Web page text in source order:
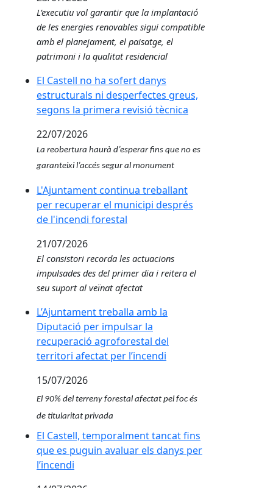
L’executiu vol garantir que la implantació
de les energies renovables sigui compatible
amb el planejament, el paisatge, el
patrimoni i la qualitat residencial
El Castell no ha sofert danys estructurals ni
El Castell no ha sofert danys
estructurals ni desperfectes greus,
segons la primera revisió tècnica
22/07/2026
La reobertura haurà d’esperar fins que no es
garanteixi l’accés segur al monument
L'Ajuntament continua treballant per recuperar el
L'Ajuntament continua treballant
per recuperar el municipi després
de l'incendi forestal
21/07/2026
El consistori recorda les actuacions
impulsades des del primer dia i reitera el
seu suport al veïnat afectat
L’Ajuntament treballa amb la Diputació per
L’Ajuntament treballa amb la
Diputació per impulsar la
recuperació agroforestal del
territori afectat per l’incendi
15/07/2026
El 90% del terreny forestal afectat pel foc és
de titularitat privada
El Castell, temporalment tancat fins que es puguin
El Castell, temporalment tancat fins
que es puguin avaluar els danys per
l’incendi